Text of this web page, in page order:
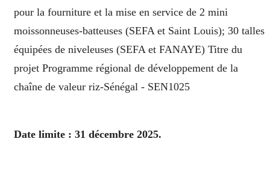
pour la fourniture et la mise en service de 2 mini
moissonneuses-batteuses (SEFA et Saint Louis); 30 talles
équipées de niveleuses (SEFA et FANAYE) Titre du
projet Programme régional de développement de la
chaîne de valeur riz-Sénégal - SEN1025
Date limite : 31 décembre 2025.